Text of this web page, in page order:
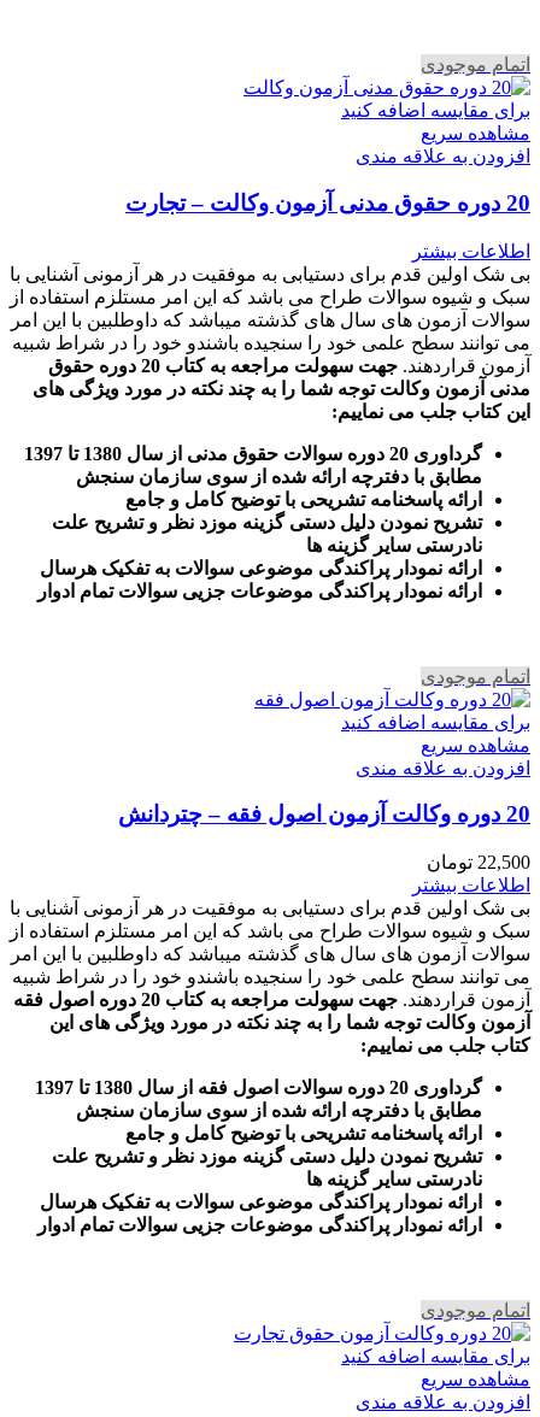
اتمام موجودی
برای مقایسه اضافه کنید
مشاهده سریع
افزودن به علاقه مندی
20 دوره حقوق مدنی آزمون وکالت – تجارت
اطلاعات بیشتر
بی شک اولین قدم برای دستیابی به موفقیت در هر آزمونی آشنایی با
سبک و شیوه سوالات طراح می باشد که این امر مستلزم استفاده از
سوالات آزمون های سال های گذشته میباشد که داوطلبین با این امر
می توانند سطح علمی خود را سنجیده باشندو خود را در شراط شبیه
آزمون قراردهند.
جهت سهولت مراجعه به کتاب 20 دوره حقوق
مدنی آزمون وکالت توجه شما را به چند نکته در مورد ویژگی های
این کتاب جلب می نماییم:
گرداوری 20 دوره سوالات حقوق مدنی از سال 1380 تا 1397
مطابق با دفترچه ارائه شده از سوی سازمان سنجش
ارائه پاسخنامه تشریحی با توضیح کامل و جامع
تشریح نمودن دلیل دستی گزینه موزد نظر و تشریح علت
نادرستی سایر گزینه ها
ارائه نمودار پراکندگی موضوعی سوالات به تفکیک هرسال
رائه نمودار پراکندگی موضوعات جزیی سوالات تمام ادوار
اتمام موجودی
برای مقایسه اضافه کنید
مشاهده سریع
افزودن به علاقه مندی
20 دوره وکالت آزمون اصول فقه – چتردانش
22,500 تومان
اطلاعات بیشتر
بی شک اولین قدم برای دستیابی به موفقیت در هر آزمونی آشنایی با
سبک و شیوه سوالات طراح می باشد که این امر مستلزم استفاده از
سوالات آزمون های سال های گذشته میباشد که داوطلبین با این امر
می توانند سطح علمی خود را سنجیده باشندو خود را در شراط شبیه
آزمون قراردهند.
جهت سهولت مراجعه به کتاب 20 دوره اصول فقه
آزمون وکالت توجه شما را به چند نکته در مورد ویژگی های این
کتاب جلب می نماییم:
گرداوری 20 دوره سوالات اصول فقه از سال 1380 تا 1397
مطابق با دفترچه ارائه شده از سوی سازمان سنجش
ارائه پاسخنامه تشریحی با توضیح کامل و جامع
تشریح نمودن دلیل دستی گزینه موزد نظر و تشریح علت
نادرستی سایر گزینه ها
ارائه نمودار پراکندگی موضوعی سوالات به تفکیک هرسال
رائه نمودار پراکندگی موضوعات جزیی سوالات تمام ادوار
اتمام موجودی
برای مقایسه اضافه کنید
مشاهده سریع
افزودن به علاقه مندی